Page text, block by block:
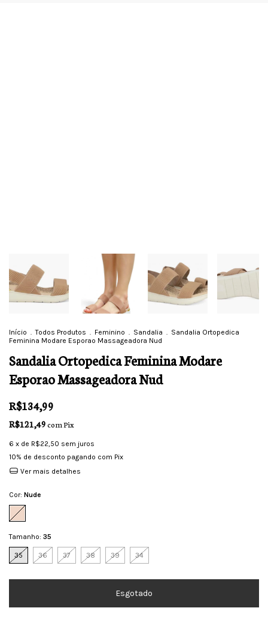
Início . Todos Produtos . Feminino . Sandalia . Sandalia Ortopedica
Feminina Modare Esporao Massageadora Nud
Sandalia Ortopedica Feminina Modare
Esporao Massageadora Nud
R$134,99
R$121,49comPix
6 x de R$22,50 sem juros
10% de desconto pagando com Pix
Ver mais detalhes
Cor: Nude
Tamanho: 35
35 36 37 38 39 34